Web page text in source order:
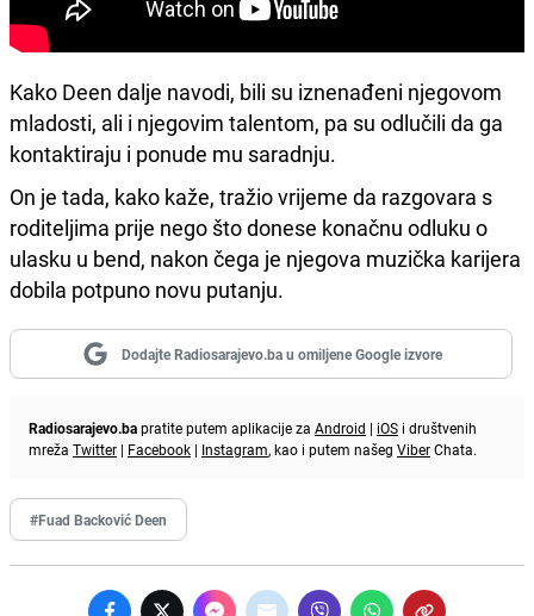
Kako Deen dalje navodi, bili su iznenađeni njegovom
mladosti, ali i njegovim talentom, pa su odlučili da ga
kontaktiraju i ponude mu saradnju.
On je tada, kako kaže, tražio vrijeme da razgovara s
roditeljima prije nego što donese konačnu odluku o
ulasku u bend, nakon čega je njegova muzička karijera
dobila potpuno novu putanju.
Dodajte Radiosarajevo.ba u omiljene Google izvore
Radiosarajevo.bapratite putem aplikacije za Android | iOS i društvenih
mreža Twitter | Facebook | Instagram, kao i putem našeg ViberChata.
#Fuad Backović Deen